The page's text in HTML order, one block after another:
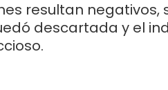
resultan negativos,
descartada y el